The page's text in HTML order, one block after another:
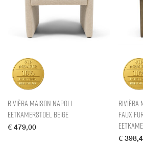
Rivièra Maison Napoli
Eetkamerstoel Beige
€ 479,00
Rivièra
Faux
€